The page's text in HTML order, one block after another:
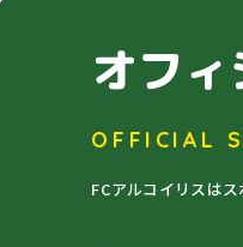
オフ
OFFICIAL
FCアルコイリスは